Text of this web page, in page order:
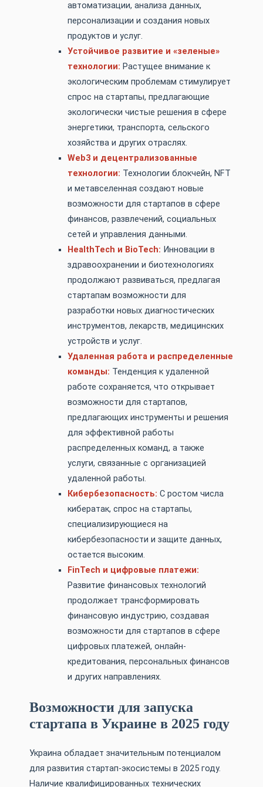
автоматизации, анализа данных,
персонализации и создания новых
продуктов и услуг.
Устойчивое развитие и «зеленые»
технологии: Растущее внимание к
экологическим проблемам стимулирует
спрос на стартапы, предлагающие
экологически чистые решения в сфере
энергетики, транспорта, сельского
хозяйства и других отраслях.
Web3 и децентрализованные
технологии: Технологии блокчейн, NFT
и метавселенная создают новые
возможности для стартапов в сфере
финансов, развлечений, социальных
сетей и управления данными.
HealthTech и BioTech: Инновации в
здравоохранении и биотехнологиях
продолжают развиваться, предлагая
стартапам возможности для
разработки новых диагностических
инструментов, лекарств, медицинских
устройств и услуг.
Удаленная работа и распределенные
команды: Тенденция к удаленной
работе сохраняется, что открывает
возможности для стартапов,
предлагающих инструменты и решения
для эффективной работы
распределенных команд, а также
услуги, связанные с организацией
удаленной работы.
Кибербезопасность: С ростом числа
кибератак, спрос на стартапы,
специализирующиеся на
кибербезопасности и защите данных,
остается высоким.
FinTech и цифровые платежи:
Развитие финансовых технологий
продолжает трансформировать
финансовую индустрию, создавая
возможности для стартапов в сфере
цифровых платежей, онлайн-
кредитования, персональных финансов
и других направлениях.
Возможности для запуска
стартапа в Украине в 2025 году
Украина обладает значительным потенциалом
для развития стартап-экосистемы в 2025 году.
Наличие квалифицированных технических